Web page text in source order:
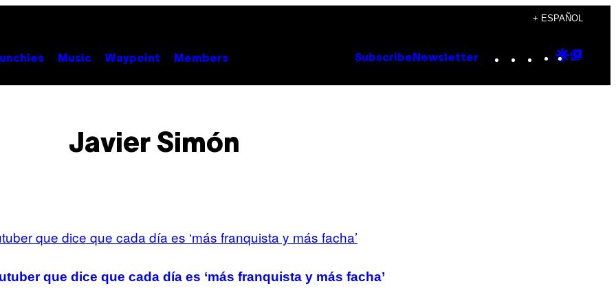
+ ESPAÑOL
Music Waypoint Members Subscribe Newsletter Instagram
TikTok
YouTube
Google
Javier Simón
que dice que cada día es ‘más franquista y más facha’